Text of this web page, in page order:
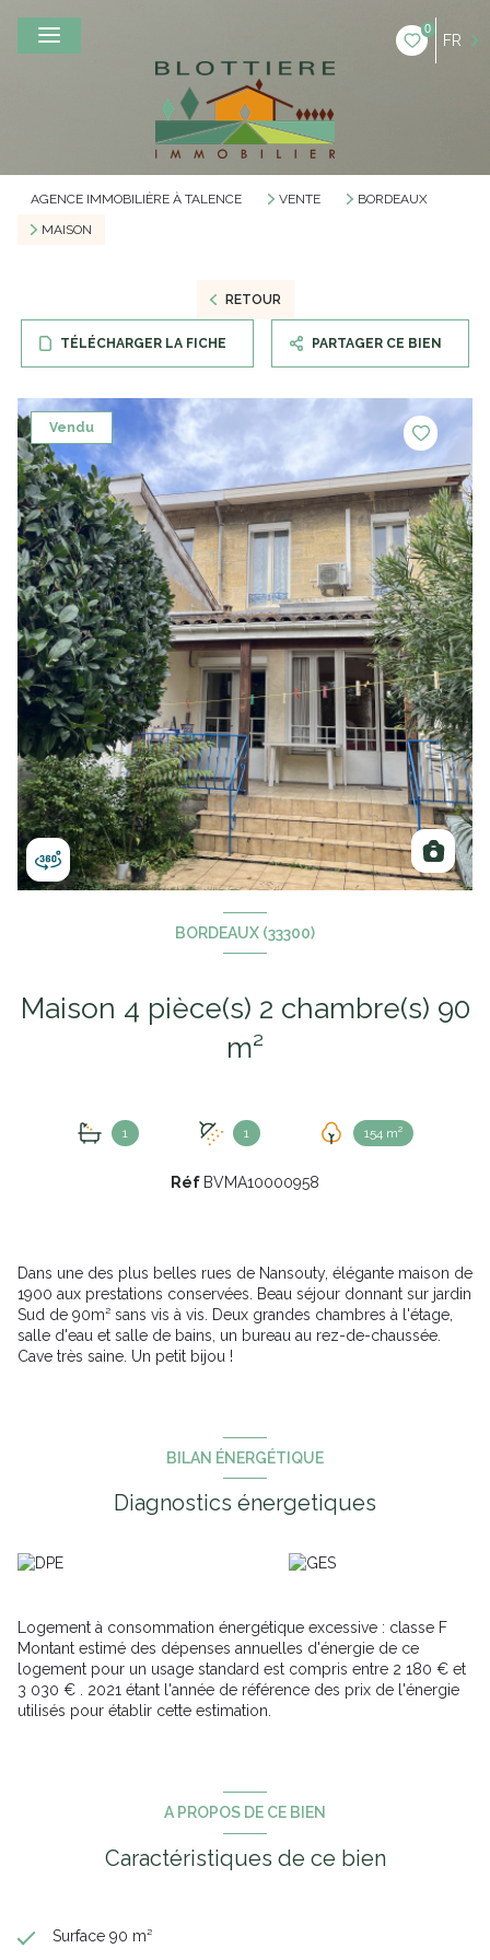
0
FR
AGENCE IMMOBILIÈRE À TALENCE VENTE
BORDEAUX
MAISON
RETOUR
TÉLÉCHARGER LA FICHE PARTAGER CE BIEN
Vendu
BORDEAUX (33300)
Maison 4 pièce(s) 2 chambre(s) 90
m²
1 1 154 m²
Réf BVMA10000958
Dans une des plus belles rues de Nansouty, élégante maison de
1900 aux prestations conservées. Beau séjour donnant sur jardin
Sud de 90m² sans vis à vis. Deux grandes chambres à l'étage,
salle d'eau et salle de bains, un bureau au rez-de-chaussée.
Cave très saine. Un petit bijou !
BILAN ÉNERGÉTIQUE
Diagnostics énergetiques
Logement à consommation énergétique excessive : classe F
Montant estimé des dépenses annuelles d'énergie de ce
logement pour un usage standard est compris entre 2 180 € et
3 030 € . 2021 étant l'année de référence des prix de l'énergie
utilisés pour établir cette estimation.
A PROPOS DE CE BIEN
Caractéristiques de ce bien
Surface 90 m²